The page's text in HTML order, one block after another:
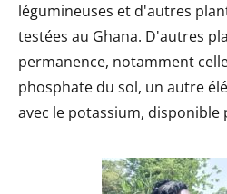
légumineuses et d'autres
testées au Ghana. D'autres
permanence, notamment
phosphate du sol, un autre
avec le potassium, disponible